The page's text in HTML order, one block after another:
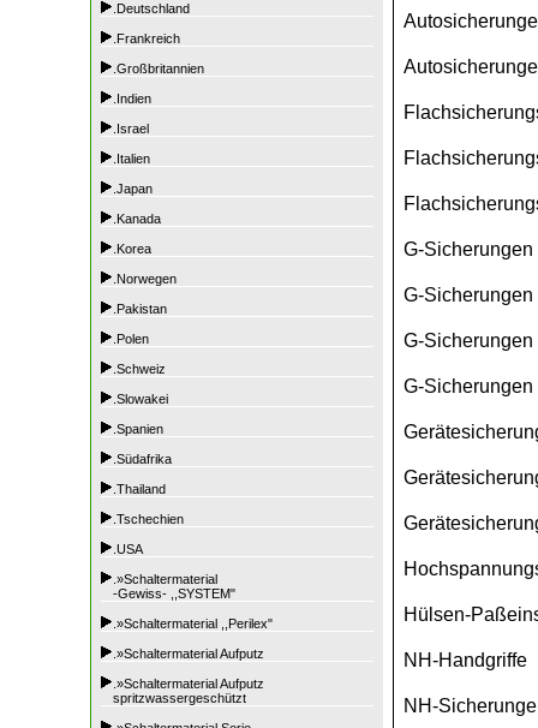
.Deutschland
.Frankreich
.Großbritannien
.Indien
.Israel
.Italien
.Japan
.Kanada
.Korea
.Norwegen
.Pakistan
.Polen
.Schweiz
.Slowakei
.Spanien
.Südafrika
.Thailand
.Tschechien
.USA
.»Schaltermaterial
-Gewiss- ,,SYSTEM"
.»Schaltermaterial ,,Perilex"
.»Schaltermaterial Aufputz
.»Schaltermaterial Aufputz
spritzwassergeschützt
G-Sicherungen
G-Sicherungen
G-Sicherungen
G-Sicherungen
Hülsen-
NH-Handgriffe
NH-